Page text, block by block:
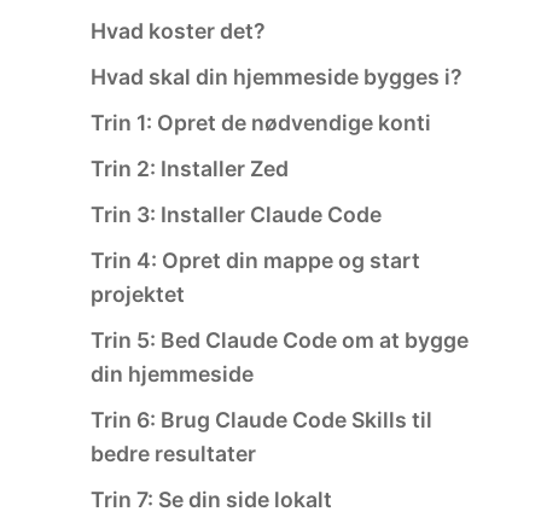
Hvad koster det?
Hvad skal din hjemmeside bygges i?
Trin 1: Opret de nødvendige konti
Trin 2: Installer Zed
Trin 3: Installer Claude Code
Trin 4: Opret din mappe og start
projektet
Trin 5: Bed Claude Code om at bygge
din hjemmeside
Trin 6: Brug Claude Code Skills til
bedre resultater
Trin 7: Se din side lokalt